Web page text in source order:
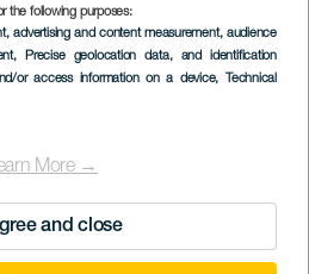
the following purposes:
advertising and content measurement, audience
, Precise geolocation data, and identification
or access information on a device, Technical
More →
and close